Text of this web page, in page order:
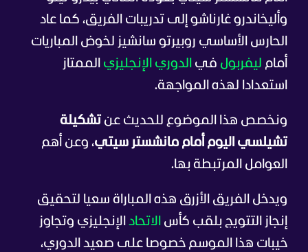
وأليخاندرو غارناشو إلى تدريبات الفريق، كما عاد
الحارس الأساسي روبيرتو سانشيز لخوض المباريات
أمام ليفربول في الدوري الإنجليزي الممتاز
استعدادا لهذه المواجهة.
ونخصص هذا الموضوع للحديث عن تشكيلة
تشيلسي اليوم أمام مانشستر سيتي، وعن أهم
العوامل المرتبطة بها.
ويدخل الفريق الأزرق هذه المباراة سعيا لتحقيق
إنجاز التتويج بلقب كأس الاتحاد الإنجليزي وتجاوز
خيبات هذا الموسم خصوصا على صعيد الدوري،